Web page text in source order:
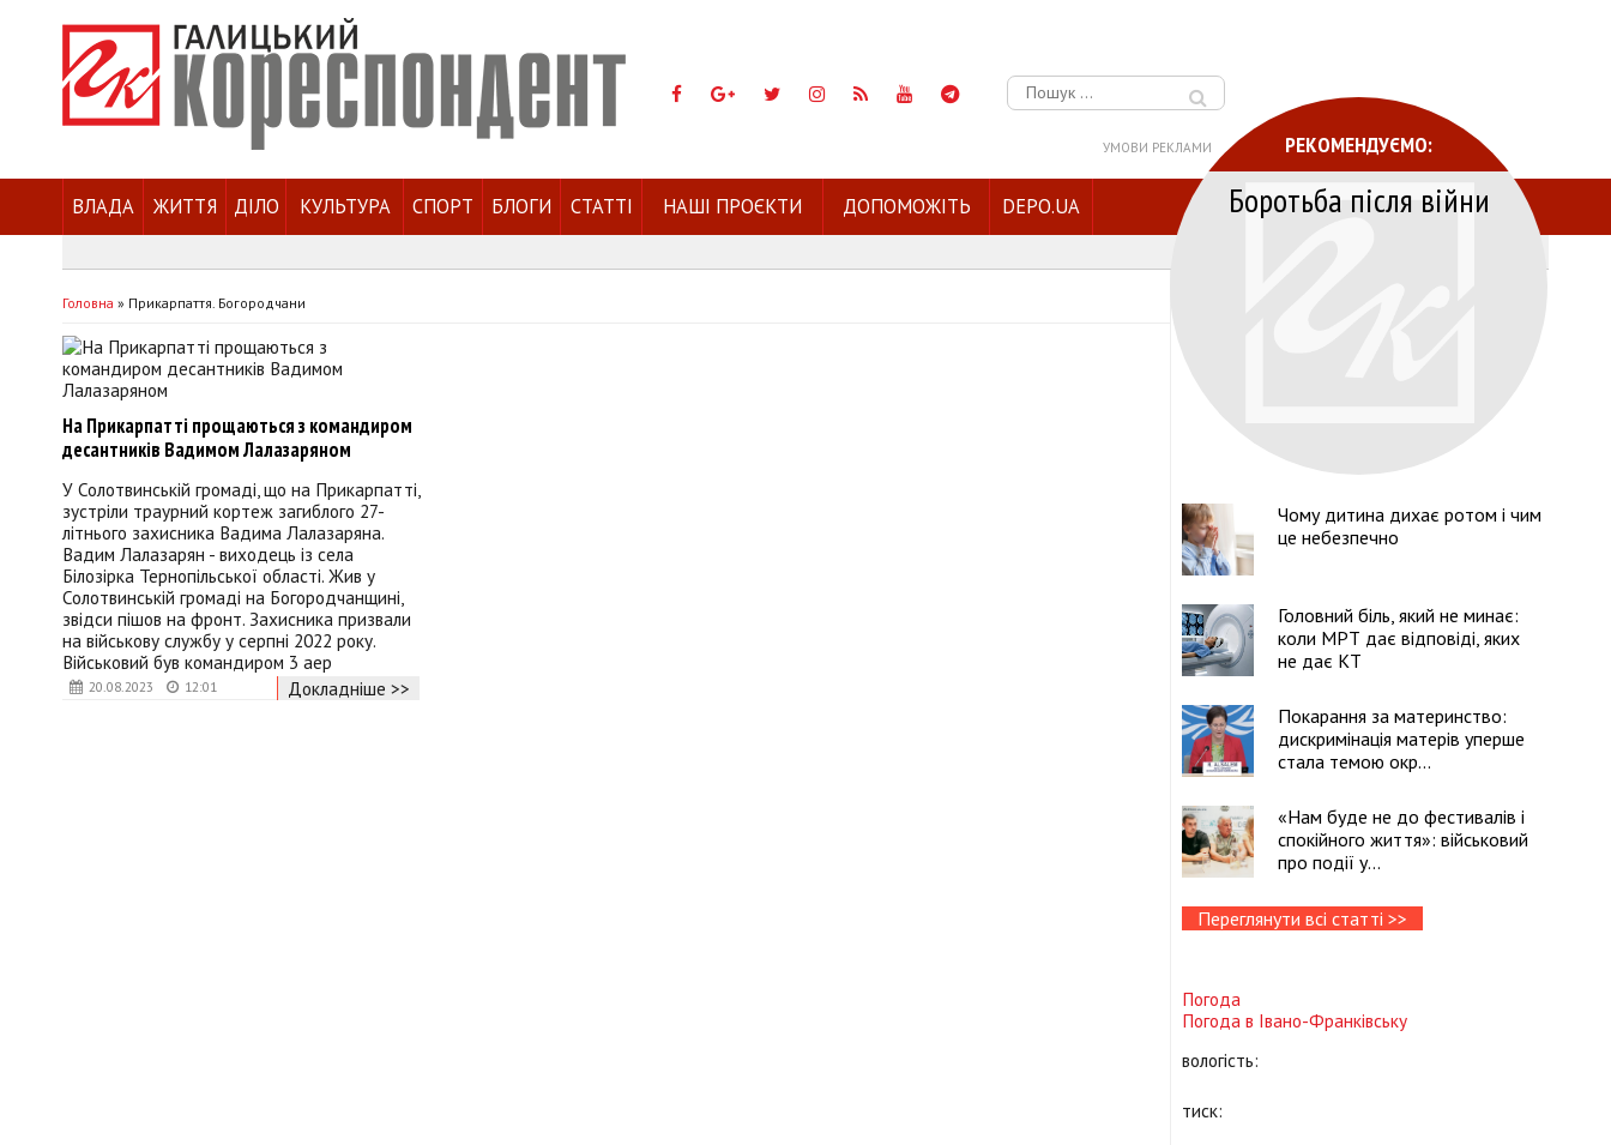
Пошук:
УМОВИ РЕКЛАМИ
ВЛАДА ЖИТТЯ ДІЛО КУЛЬТУРА СПОРТ БЛОГИ СТАТТІ НАШІ ПРОЄКТИ ДОПОМОЖІТЬ DEPO.UA
Головна » Прикарпаття. Богородчани
20.08.2023 12:01
На Прикарпатті прощаються з командиром
десантників Вадимом Лалазаряном
У Солотвинській громаді, що на Прикарпатті,
зустріли траурний кортеж загиблого 27-
літнього захисника Вадима Лалазаряна.
Вадим Лалазарян - виходець із села
Білозірка Тернопільської області. Жив у
Солотвинській громаді на Богородчанщині,
звідси пішов на фронт. Захисника призвали
на військову службу у серпні 2022 року.
Військовий був командиром 3 аер
Докладніше >>
РЕКОМЕНДУЄМО:
Боротьба після війни
Чому дитина дихає ротом і чим
це небезпечно
Головний біль, який не минає:
коли МРТ дає відповіді, яких
не дає КТ
Покарання за материнство:
дискримінація матерів уперше
стала темою окр...
«Нам буде не до фестивалів і
спокійного життя»: військовий
про події у...
Переглянути всі статті >>
Погода
Погода в Івано-Франківську
вологість:
тиск: